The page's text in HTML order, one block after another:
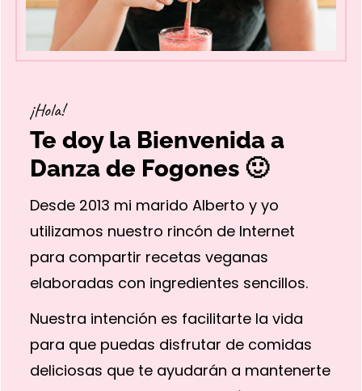
¡Hola!
Te doy la Bienvenida a
Danza de Fogones 🙂
Desde 2013 mi marido Alberto y yo
utilizamos nuestro rincón de Internet
para compartir recetas veganas
elaboradas con ingredientes sencillos.
Nuestra intención es facilitarte la vida
para que puedas disfrutar de comidas
deliciosas que te ayudarán a mantenerte